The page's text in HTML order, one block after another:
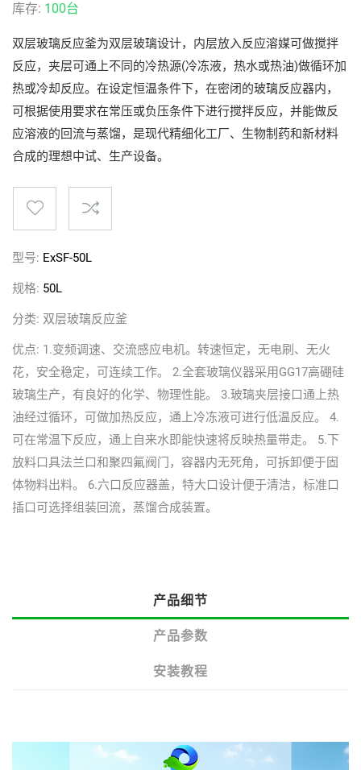
库存: 100台
双层玻璃反应釜为双层玻璃设计，内层放入反应溶媒可做搅拌
反应，夹层可通上不同的冷热源(冷冻液，热水或热油)做循环加
热或冷却反应。在设定恒温条件下，在密闭的玻璃反应器内，
可根据使用要求在常压或负压条件下进行搅拌反应，并能做反
应溶液的回流与蒸馏，是现代精细化工厂、生物制药和新材料
合成的理想中试、生产设备。
型号: ExSF-50L
规格: 50L
分类: 双层玻璃反应釜
优点: 1.变频调速、交流感应电机。转速恒定，无电刷、无火
花，安全稳定，可连续工作。 2.全套玻璃仪器采用GG17高硼硅
玻璃生产，有良好的化学、物理性能。 3.玻璃夹层接口通上热
油经过循环，可做加热反应，通上冷冻液可进行低温反应。 4.
可在常温下反应，通上自来水即能快速将反映热量带走。 5.下
放料口具法兰口和聚四氟阀门，容器内无死角，可拆卸便于固
体物料出料。 6.六口反应器盖，特大口设计便于清洁，标准口
插口可选择组装回流，蒸馏合成装置。
产品细节
产品参数
安装教程